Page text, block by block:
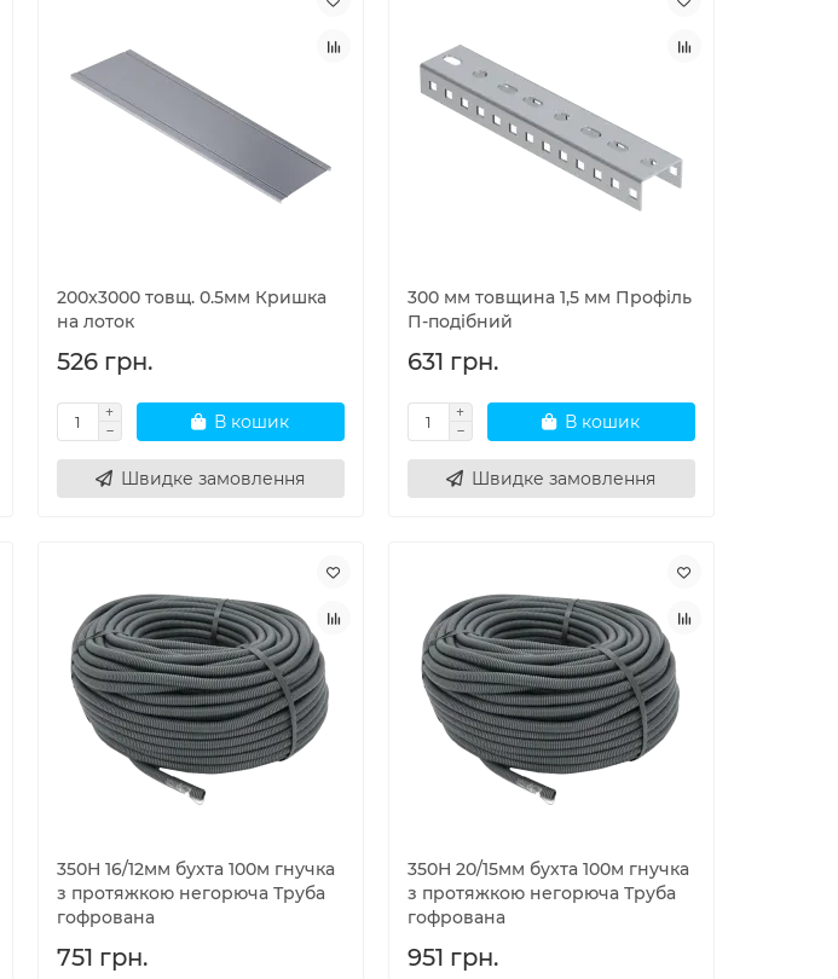
200x3000 товщ. 0.5мм Кришка
на лоток
526 грн.
В кошик
Швидке замовлення
300 мм товщина 1,5 мм Профіль
П-подібний
631 грн.
В кошик
Швидке замовлення
350Н 16/12мм бухта 100м гнучка
з протяжкою негорюча Труба
гофрована
751 грн.
350Н 20/15мм бухта 100м гнучка
з протяжкою негорюча Труба
гофрована
951 грн.